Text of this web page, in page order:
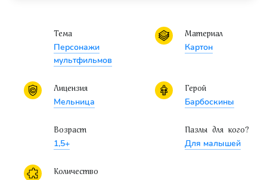
Напольный пазл-мозаика "Спешим на помощь"
Напольный пазл-мозаика "Дикие животные"
Напольный пазл-мозаика "Насекомые"
Напольный пазл-мозаика "Малышарики"
Напольный пазл-мозаика "Лунтик"
Тема
Персонажи
мультфильмов
Материал
Картон
Лицензия
Мельница
Герой
Барбоскины
Возраст
1,5+
Пазлы для кого?
Для малышей
Количество